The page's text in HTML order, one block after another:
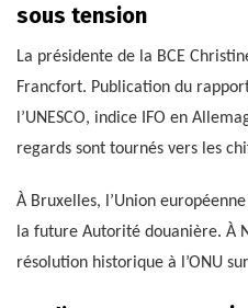
sous tension
La présidente de la BCE
Francfort. Publication du
l’UNESCO, indice IFO en
regards sont tournés vers les
À Bruxelles, l’Union
la future Autorité douanière. À
résolution historique à l’ONU